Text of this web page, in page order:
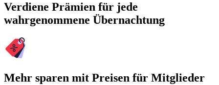
Verdiene Prämien für jede
wahrgenommene Übernachtung
Mehr sparen mit Preisen für Mitglieder